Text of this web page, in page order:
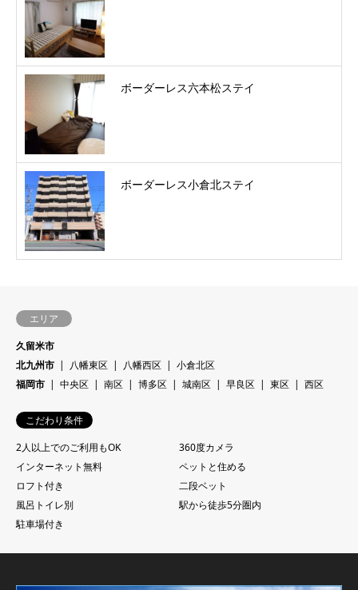
ボーダーレス六本松ステイ
ボーダーレス小倉北ステイ
エリア
久留米市
北九州市
八幡東区 八幡西区
小倉北区
福岡市
中央区 南区 博多区 城南区 早良区 東区 西区
こだわり条件
2人以上でのご利用もOK
360度カメラ
インターネット無料
ペットと住める
ロフト付き
二段ベット
風呂トイレ別
駅から徒歩5分圏内
駐車場付き